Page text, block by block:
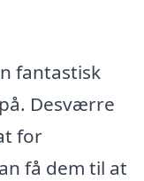
fantastisk
Desværre
for
få dem til at